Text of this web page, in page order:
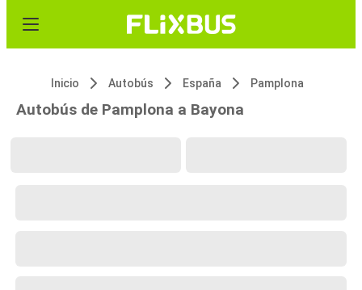
Inicio Autobús España Pamplona
Autobús de Pamplona a Bayona